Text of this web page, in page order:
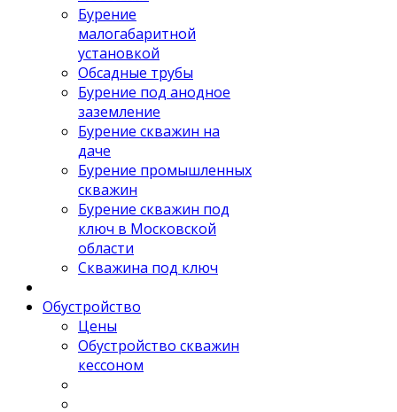
Бурение
малогабаритной
установкой
Обсадные трубы
Бурение под анодное
заземление
Бурение скважин на
даче
Бурение промышленных
скважин
Бурение скважин под
ключ в Московской
области
Скважина под ключ
Обустройство
Цены
Обустройство скважин
кессоном